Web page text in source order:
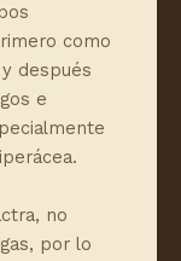
como
después
e
no
por lo